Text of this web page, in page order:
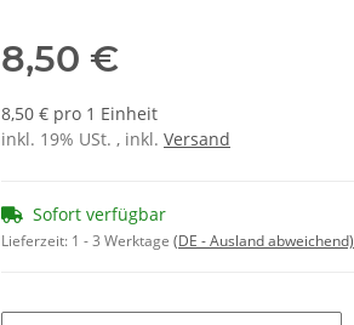
8,50 €
8,50 € pro 1 Einheit
inkl. 19% USt. , inkl. Versand
Sofort verfügbar
Lieferzeit: 1 - 3 Werktage (DE - Ausland abweichend)